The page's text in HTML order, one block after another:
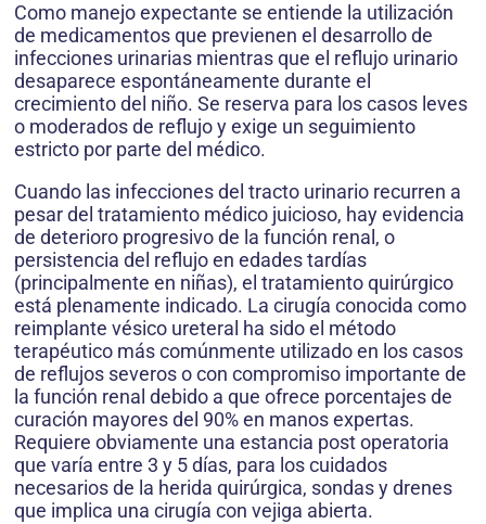
Como manejo expectante se entiende la utilización
de medicamentos que previenen el desarrollo de
infecciones urinarias mientras que el reflujo urinario
desaparece espontáneamente durante el
crecimiento del niño. Se reserva para los casos leves
o moderados de reflujo y exige un seguimiento
estricto por parte del médico.
Cuando las infecciones del tracto urinario recurren a
pesar del tratamiento médico juicioso, hay evidencia
de deterioro progresivo de la función renal, o
persistencia del reflujo en edades tardías
(principalmente en niñas), el tratamiento quirúrgico
está plenamente indicado. La cirugía conocida como
reimplante vésico ureteral ha sido el método
terapéutico más comúnmente utilizado en los casos
de reflujos severos o con compromiso importante de
la función renal debido a que ofrece porcentajes de
curación mayores del 90% en manos expertas.
Requiere obviamente una estancia post operatoria
que varía entre 3 y 5 días, para los cuidados
necesarios de la herida quirúrgica, sondas y drenes
que implica una cirugía con vejiga abierta.